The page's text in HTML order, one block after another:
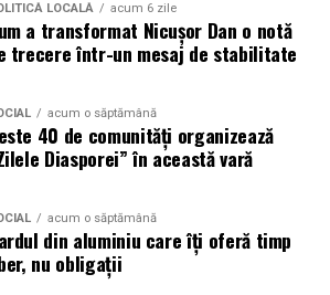
mii de femei antreprenor. Mulți
de serviciile lor nu le cunosc,
ci pentru că nu le găsesc.
nu este vanitate. Este o parte
a construit, prin această
de povești reale. Toate participantele
apărea pe prima pagină a
timp de un an.
LOCALĂ acum 6 zile
a transformat Nicușor Dan o notă
trecere într-un mesaj de stabilitate
acum o săptămână
40 de comunități organizează
Diasporei” în această vară
acum o săptămână
din aluminiu care îți oferă timp
nu obligații